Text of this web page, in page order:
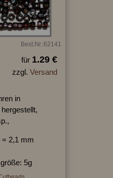
Best.Nr.:62141
für 1.29 €
zzgl. Versand
in
= 2,1 mm
5g